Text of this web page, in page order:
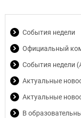
События недели
Официальный
События недели
Актуальные
Актуальные
В